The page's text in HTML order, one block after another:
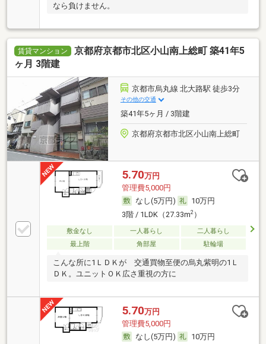
なら負けません。
賃貸マンション
京都府京都市北区小山南上総町 築41年5
ヶ月 3階建
京都市烏丸線 北大路駅 徒歩3分
その他の交通
築41年5ヶ月 / 3階建
京都府京都市北区小山南上総町
5.70万円
管理費5,000円
なし(5万円)
10万円
3階 / 1LDK（27.33m2）
敷金なし 一人暮らし
二人暮らし
最上階
角部屋 駐輪場
こんな所に1ＬＤＫが 交通買物至便の烏丸紫明の1Ｌ
ＤＫ。ユニットＯＫ広さ重視の方に
5.70万円
管理費5,000円
なし(5万円)
10万円